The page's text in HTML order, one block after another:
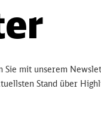
Sie mit unserem
Stand über